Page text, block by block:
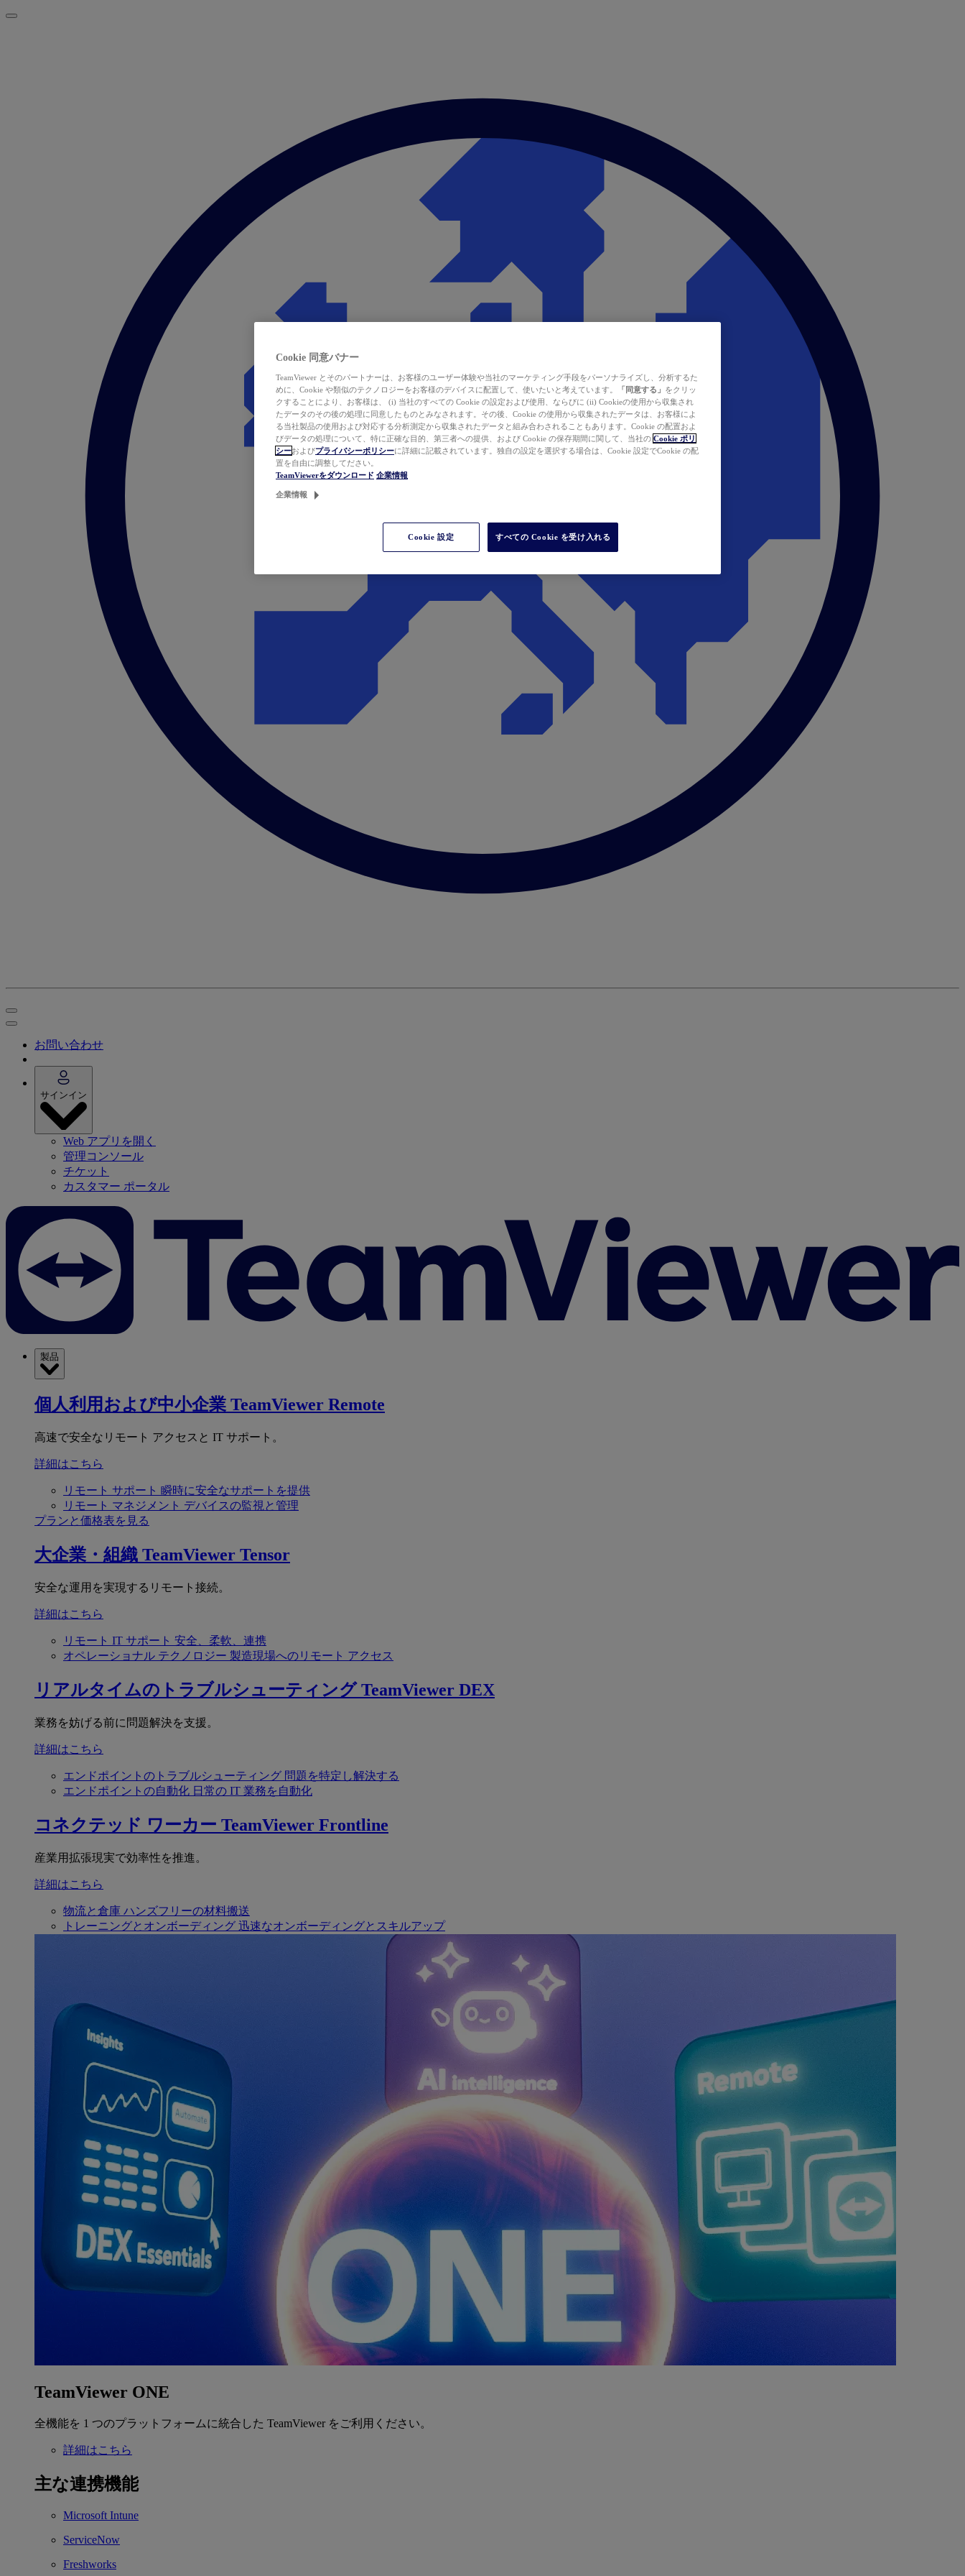
お問い合わせ
サインイン
Web アプリを開く
管理コンソール
チケット
カスタマー ポータル
製品
個人利用および中小企業 TeamViewer Remote
高速で安全なリモート アクセスと IT サポート。
詳細はこちら
リモート サポート 瞬時に安全なサポートを提供
リモート マネジメント デバイスの監視と管理
プランと価格表を見る
大企業・組織 TeamViewer Tensor
安全な運用を実現するリモート接続。
詳細はこちら
リモート IT サポート 安全、柔軟、連携
オペレーショナル テクノロジー 製造現場へのリモート アクセス
リアルタイムのトラブルシューティング TeamViewer DEX
業務を妨げる前に問題解決を支援。
詳細はこちら
エンドポイントのトラブルシューティング 問題を特定し解決する
エンドポイントの自動化 日常の IT 業務を自動化
コネクテッド ワーカー TeamViewer Frontline
産業用拡張現実で効率性を推進。
詳細はこちら
物流と倉庫 ハンズフリーの材料搬送
トレーニングとオンボーディング 迅速なオンボーディングとスキルアップ
TeamViewer ONE
全機能を 1 つのプラットフォームに統合した TeamViewer をご利用ください。
詳細はこちら
主な連携機能
Microsoft Intune
ServiceNow
Freshworks
Cookie 同意バナー
TeamViewer とそのパートナーは、お客様のユーザー体験や当社のマーケティング手段をパーソナライズし、分析するた
めに、Cookie や類似のテクノロジーをお客様のデバイスに配置して、使いたいと考えています。
「同意する」 をクリッ
クすることにより、お客様は、 (i) 当社のすべての Cookie の設定および使用、ならびに (ii) Cookieの使用から収集され
たデータのその後の処理に同意したものとみなされます。その後、Cookie の使用から収集されたデータは、お客様によ
る当社製品の使用および対応する分析測定から収集されたデータと組み合わされることもあります。Cookie の配置およ
びデータの処理について、特に正確な目的、第三者への提供、および Cookie の保存期間に関して、当社の Cookie ポリ
シーおよびプライバシーポリシーに詳細に記載されています。独自の設定を選択する場合は、Cookie 設定でCookie の配
置を自由に調整してださい。
TeamViewerをダウンロード 企業情報
企業情報
Cookie 設定 すべての Cookie を受け入れる